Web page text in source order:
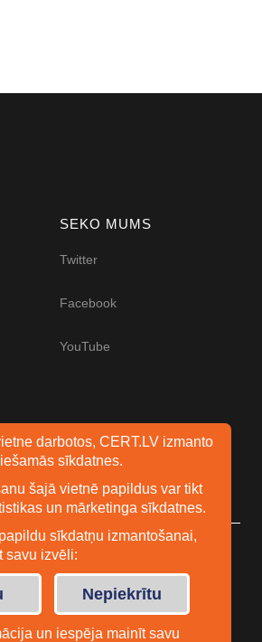
SEKO MUMS
Twitter
Facebook
YouTube
darbotos, CERT.LV izmanto
sīkdatnes.
šajā vietnē papildus var tikt
un mārketinga sīkdatnes.
sīkdatņu izmantošanai,
savu izvēli:
Nepiekrītu
un iespēja mainīt savu